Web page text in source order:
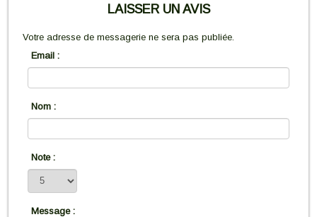
LAISSER UN AVIS
Votre adresse de messagerie ne sera pas publiée.
Email :
Nom :
Note :
Message :